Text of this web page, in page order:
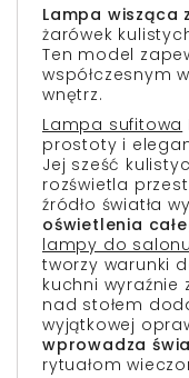
Lampa wisząca
żarówek
Ten model
współczesnym
wnętrz.
Lampa sufitowa
prostoty i
Jej sześć
rozświetla
źródło światła
oświetlenia
lampy do salonu
tworzy warunki
kuchni wyraźnie
nad stołem
wyjątkowej
wprowadza
rytuałom